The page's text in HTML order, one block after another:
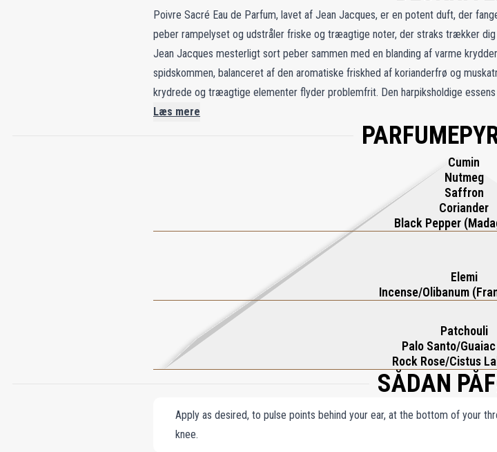
Poivre Sacré Eau de Parfum, lavet af Jean Jacques, er en potent duft, der
peber rampelyset og udstråler friske og træagtige noter, der straks trækker
Jean Jacques mesterligt sort peber sammen med en blanding af varme
spidskommen, balanceret af den aromatiske friskhed af korianderfrø og
krydrede og træagtige elementer flyder problemfrit. Den harpiksholdige
og introducerer røgelsens røgfyldte lokke, der bliver hængende, og tilføjer
trænoter forstærker denne varme og fremkalder den luksuriøse essens af
tiltrækning og legemliggør dybden og kraften i dens oprindelse i en enkelt,
Læs mere
Cumin
Nutmeg
Saffron
Coriander
Black Pepper
Elemi
Incense/Olibanum
Patchouli
Palo Santo/Guaiac
Rock Rose/Cistus
SÅDAN
Apply as desired, to pulse points behind your ear, at the bottom of your
knee.